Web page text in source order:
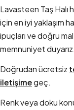
Lavasteen Taş Halı
için en iyi yaklaşım
ipuçları ve doğru
memnuniyet duyarız.
Doğrudan ücretsiz
iletişimegeç.
Renk veya doku